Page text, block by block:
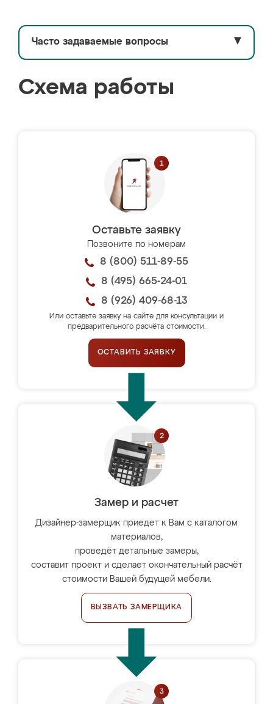
Часто задаваемые вопросы ▼
Схема работы
Оставьте заявку
Позвоните по номерам
8 (800) 511-89-55
8 (495) 665-24-01
8 (926) 409-68-13
Или оставьте заявку на сайте для консультации и
предварительного расчёта стоимости.
ОСТАВИТЬ ЗАЯВКУ
Замер и расчет
Дизайнер-замерщик приедет к Вам с каталогом
материалов,
проведёт детальные замеры,
составит проект и сделает окончательный расчёт
стоимости Вашей будущей мебели.
ВЫЗВАТЬ ЗАМЕРЩИКА